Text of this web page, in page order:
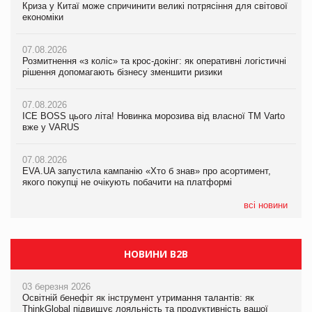
Криза у Китаї може спричинити великі потрясіння для світової
економіки
07.08.2026
Розмитнення «з коліс» та крос-докінг: як оперативні логістичні
рішення допомагають бізнесу зменшити ризики
07.08.2026
ICE BOSS цього літа! Новинка морозива від власної ТМ Varto
вже у VARUS
07.08.2026
EVA.UA запустила кампанію «Хто б знав» про асортимент,
якого покупці не очікують побачити на платформі
всі новини
Криза у Китаї може спричинити великі потрясіння для світової
економіки
07.08.2026
Розмитнення «з коліс» та крос-докінг: як оперативні логістичні
рішення допомагають бізнесу зменшити ризики
07.08.2026
ICE BOSS цього літа! Новинка морозива від власної ТМ Varto
вже у VARUS
07.08.2026
EVA.UA запустила кампанію «Хто б знав» про асортимент,
якого покупці не очікують побачити на платформі
Криза у Китаї може спричинити великі потрясіння для світової
економіки
07.08.2026
Kraft Heinz скоротила збиток у першому півріччі
Продажі Hugo Boss впали на 9%
НОВИНИ B2B
03 березня 2026
Освітній бенефіт як інструмент утримання талантів: як
ThinkGlobal підвищує лояльність та продуктивність вашої